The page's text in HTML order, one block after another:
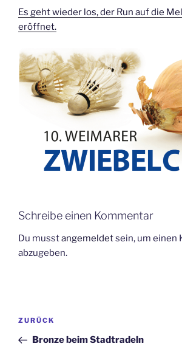
Es geht wieder los, der Run auf die
eröffnet.
Schreibe einen Kommentar
Du musstangemeldetsein, um einen
abzugeben.
Beitragsnavigation
Vorheriger
Beitrag
ZURÜCK
Bronze beim Stadtradeln